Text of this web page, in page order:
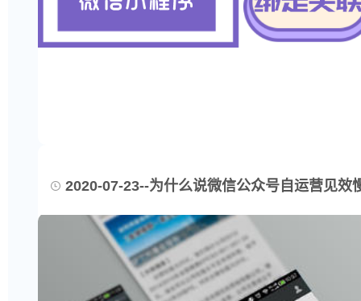
2020-07-23--为什么说微信公众号自运营见效